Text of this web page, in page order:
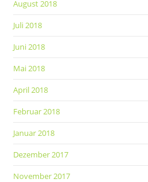
August 2018
Juli 2018
Juni 2018
Mai 2018
April 2018
Februar 2018
Januar 2018
Dezember 2017
November 2017